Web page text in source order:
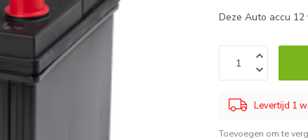
Deze Auto accu
Levertijd 1
Toevoegen om te